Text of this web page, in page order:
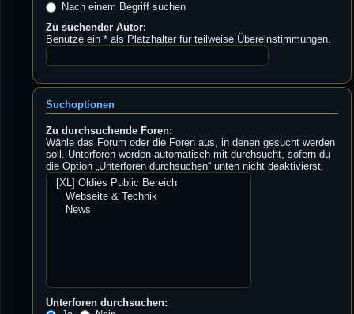
Nach einem Begriff suchen
Zu suchender Autor:
Benutze ein * als Platzhalter für teilweise Übereinstimmungen.
Suchoptionen
Zu durchsuchende Foren:
Wähle das Forum oder die Foren aus, in denen gesucht werden
soll. Unterforen werden automatisch mit durchsucht, sofern du
die Option „Unterforen durchsuchen“ unten nicht deaktivierst.
Unterforen durchsuchen: